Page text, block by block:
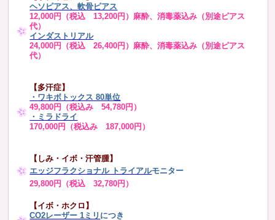
ヘソピアス、軟骨ピアス
12,000円（税込 13,200円）麻酔、消毒薬込み（別途ピアス
代）
インダストリアル
24,000円（税込 26,400円）麻酔、消毒薬込み（別途ピアス
代）
【多汗症】
・ ワキボトックス 80単位
49,800円（税込み 54,780円）
・ミラドライ
170,000円（税込み 187,000円）
【しみ・イボ・汗管腫】
エッジフラクショナル トライアルモニター
29,800円（税込 32,780円）
【イボ・ホクロ】
CO2レーザー 1ミリ につき